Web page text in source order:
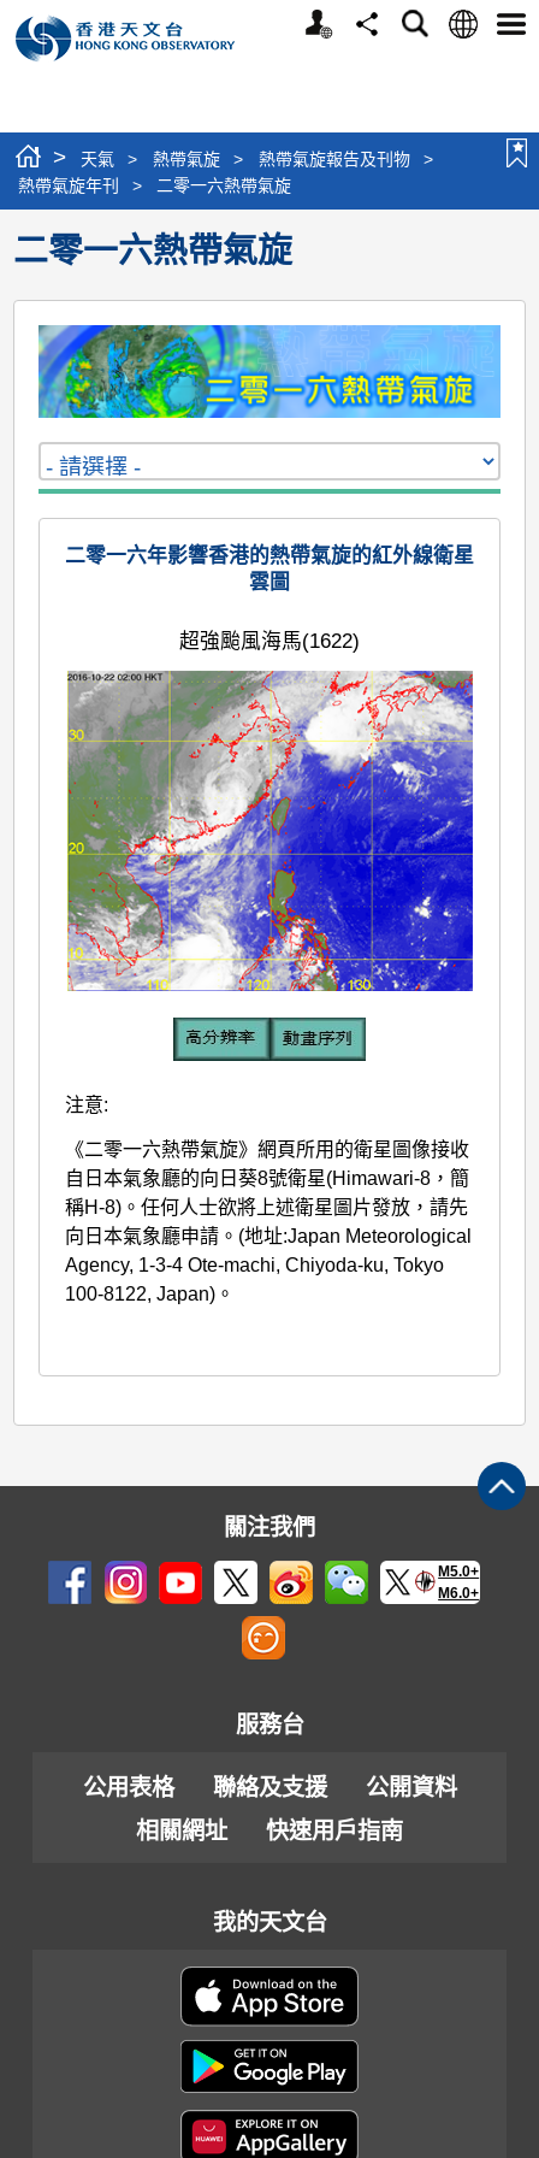
個
分
搜
語
選
> 天氣 > 熱帶氣旋 > 熱帶氣旋報告及刊物
>
熱帶氣旋年刊
> 二零一六熱帶氣旋
二零一六熱帶氣旋
二零一六年影響香港的熱帶氣旋的紅外線衛星
雲圖
超強颱風海馬(1622)
注意:
《二零一六熱帶氣旋》網頁所用的衛星圖像接收
自日本氣象廳的向日葵8號衛星(Himawari-8，簡
稱H-8)。任何人士欲將上述衛星圖片發放，請先
向日本氣象廳申請。(地址:Japan Meteorological
Agency, 1-3-4 Ote-machi, Chiyoda-ku, Tokyo
100-8122, Japan)。
關注我們
M5.0+
M6.0+
服務台
公用表格 聯絡及支援
公開資料
相關網址
快速用戶指南
我的天文台